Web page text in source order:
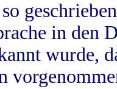
in
wurde,